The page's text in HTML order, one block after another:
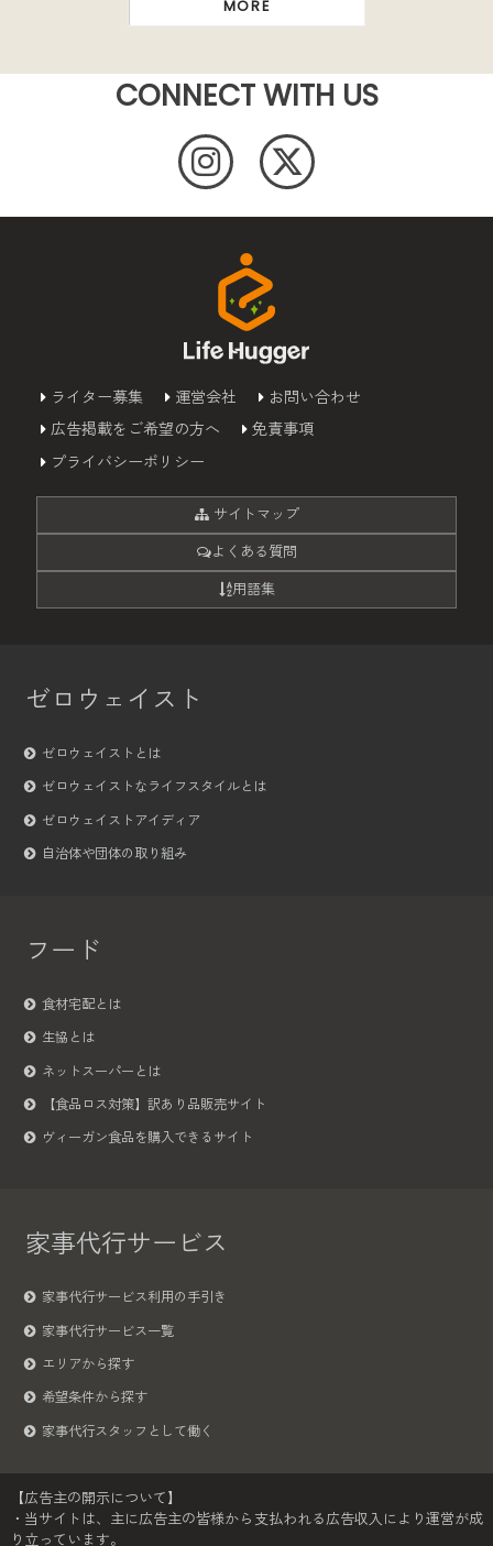
MORE
CONNECT WITH US
ライター募集 運営会社
お問い合わせ
広告掲載をご希望の方へ
免責事項
プライバシーポリシー
サイトマップ
よくある質問
用語集
ゼロウェイスト
ゼロウェイストとは
ゼロウェイストなライフスタイルとは
ゼロウェイストアイディア
自治体や団体の取り組み
フード
食材宅配とは
生協とは
ネットスーパーとは
【食品ロス対策】訳あり品販売サイト
ヴィーガン食品を購入できるサイト
家事代行サービス
家事代行サービス利用の手引き
家事代行サービス一覧
エリアから探す
希望条件から探す
家事代行スタッフとして働く
【広告主の開示について】
・当サイトは、主に広告主の皆様から支払われる広告収入により運営が成
り立っています。